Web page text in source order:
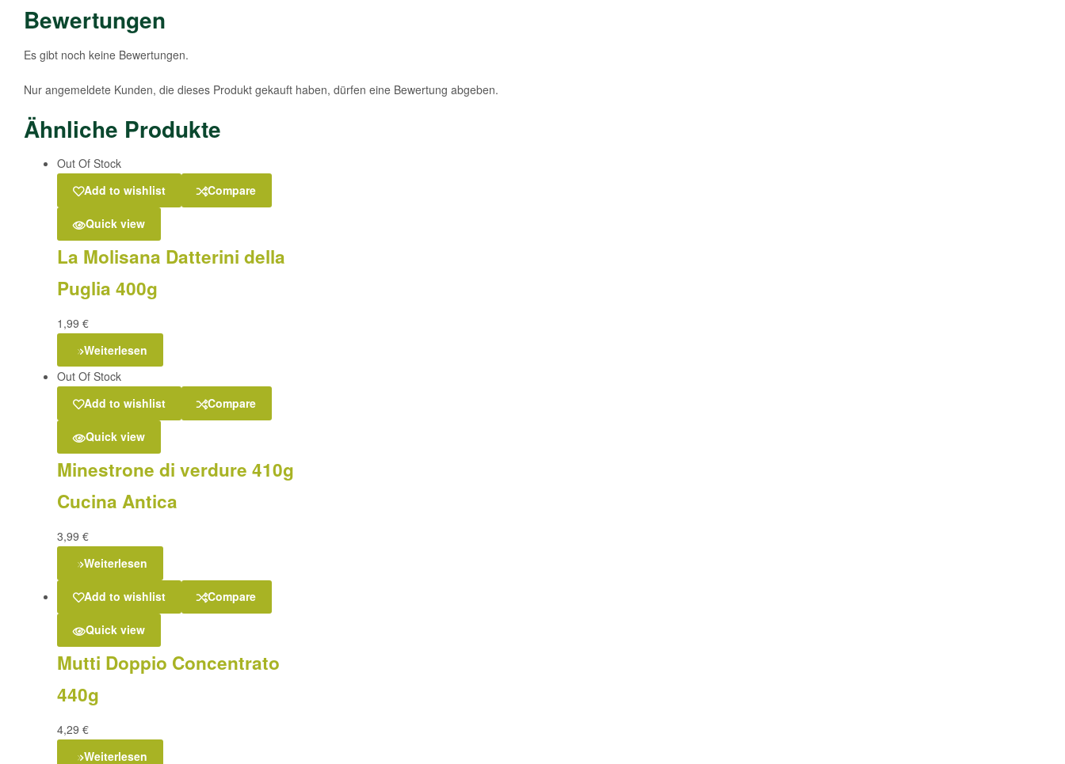
Bewertungen
Es gibt noch keine Bewertungen.
Nur angemeldete Kunden, die dieses Produkt gekauft haben, dürfen eine Bewertung abgeben.
Ähnliche Produkte
Out Of Stock
Add to wishlist
Compare
Quick view
La Molisana Datterini della
Puglia 400g
1,99 €
Weiterlesen
Out Of Stock
Add to wishlist
Compare
Quick view
Minestrone di verdure 410g
Cucina Antica
3,99 €
Weiterlesen
Add to wishlist Compare
Quick view
Mutti Doppio Concentrato
440g
4,29 €
Weiterlesen